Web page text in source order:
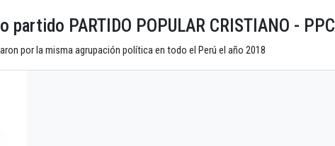
PARTIDO POPULAR CRISTIANO - PPC
por la misma agrupación política en todo el Perú el año 2018